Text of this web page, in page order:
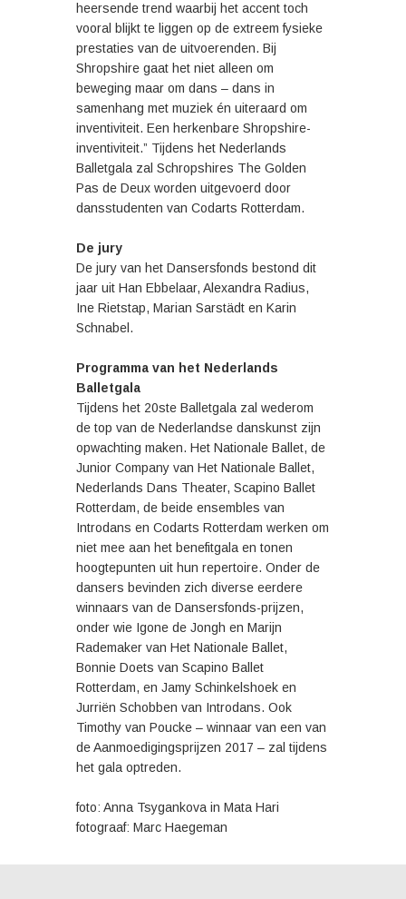
heersende trend waarbij het accent toch
vooral blijkt te liggen op de extreem fysieke
prestaties van de uitvoerenden. Bij
Shropshire gaat het niet alleen om
beweging maar om dans – dans in
samenhang met muziek én uiteraard om
inventiviteit. Een herkenbare Shropshire-
inventiviteit.” Tijdens het Nederlands
Balletgala zal Schropshires The Golden
Pas de Deux worden uitgevoerd door
dansstudenten van Codarts Rotterdam.
De jury
De jury van het Dansersfonds bestond dit
jaar uit Han Ebbelaar, Alexandra Radius,
Ine Rietstap, Marian Sarstädt en Karin
Schnabel.
Programma van het Nederlands
Balletgala
Tijdens het 20ste Balletgala zal wederom
de top van de Nederlandse danskunst zijn
opwachting maken. Het Nationale Ballet, de
Junior Company van Het Nationale Ballet,
Nederlands Dans Theater, Scapino Ballet
Rotterdam, de beide ensembles van
Introdans en Codarts Rotterdam werken om
niet mee aan het benefitgala en tonen
hoogtepunten uit hun repertoire. Onder de
dansers bevinden zich diverse eerdere
winnaars van de Dansersfonds-prijzen,
onder wie Igone de Jongh en Marijn
Rademaker van Het Nationale Ballet,
Bonnie Doets van Scapino Ballet
Rotterdam, en Jamy Schinkelshoek en
Jurriën Schobben van Introdans. Ook
Timothy van Poucke – winnaar van een van
de Aanmoedigingsprijzen 2017 – zal tijdens
het gala optreden.
foto: Anna Tsygankova in Mata Hari
fotograaf: Marc Haegeman